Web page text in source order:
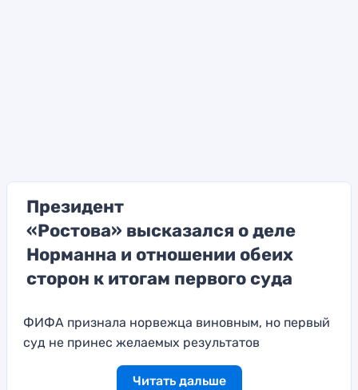
Президент
«Ростова» высказался о деле
Норманна и отношении обеих
сторон к итогам первого суда
ФИФА признала норвежца виновным, но первый
суд не принес желаемых результатов
Читать дальше